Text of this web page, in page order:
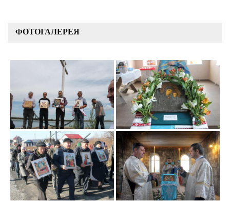
ФОТОГАЛЕРЕЯ